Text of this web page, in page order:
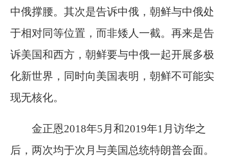
中俄撑腰。其次是告诉中俄，朝鲜与中俄处
于相对同等位置，而非矮人一截。再来是告
诉美国和西方，朝鲜要与中俄一起开展多极
化新世界，同时向美国表明，朝鲜不可能实
现无核化。
金正恩2018年5月和2019年1月访华之
后，两次均于次月与美国总统特朗普会面。